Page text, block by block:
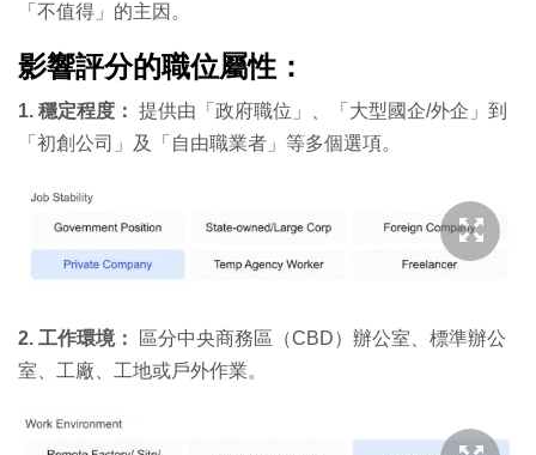
「不值得」的主因。
影響評分的職位屬性：
1. 穩定程度： 提供由「政府職位」、「大型國企/外企」到
「初創公司」及「自由職業者」等多個選項。
2. 工作環境：
區分中央商務區（CBD）辦公室、標準辦公
室、工廠、工地或戶外作業。